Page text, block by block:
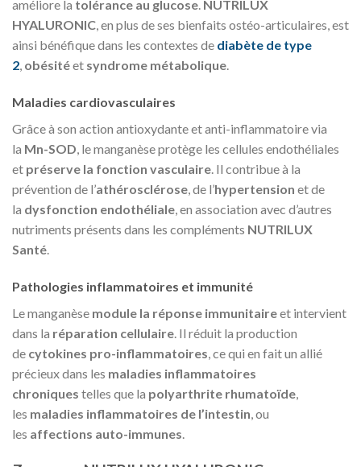
améliore la tolérance au glucose. NUTRILUX
HYALURONIC, en plus de ses bienfaits ostéo-articulaires, est
ainsi bénéfique dans les contextes de diabète de type
2, obésitéet syndrome métabolique.
Maladies cardiovasculaires
Grâce à son action antioxydante et anti-inflammatoire via
la Mn-SOD, le manganèse protège les cellules endothéliales
et préserve la fonction vasculaire. Il contribue à la
prévention de l’athérosclérose, de l’hypertension et de
la dysfonction endothéliale, en association avec d’autres
nutriments présents dans les compléments NUTRILUX
Santé.
Pathologies inflammatoires et immunité
Le manganèse module la réponse immunitaireet intervient
dans la réparation cellulaire . Il réduit la production
de cytokines pro-inflammatoires , ce qui en fait un allié
précieux dans les maladies inflammatoires
chroniques telles que la polyarthrite rhumatoïde
les maladies inflammatoires de l’intestin , ou
les affections auto-immunes